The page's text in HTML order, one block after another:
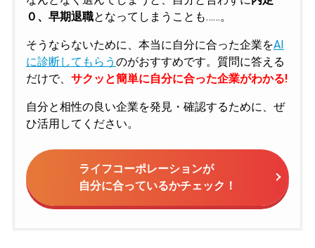
０、早期退職となってしまうことも……。
そうならないために、本当に自分に合った企業をAI
に診断してもらう のがおすすめです。質問に答える
だけで、 サクッと簡単に自分に合った企業がわかる!
自分と相性の良い企業を発見・確認するために、ぜ
ひ活用してください。
ライフコーポレーションが
自分に合っているかチェック！